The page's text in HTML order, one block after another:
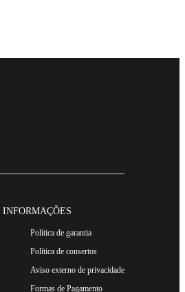
INFORMAÇÕES
Política de garantia
Política de consertos
Aviso externo de privacidade
Formas de Pagamento